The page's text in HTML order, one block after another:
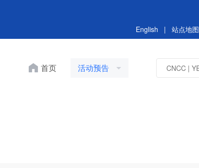
English | 站点地图
首页 活动预告